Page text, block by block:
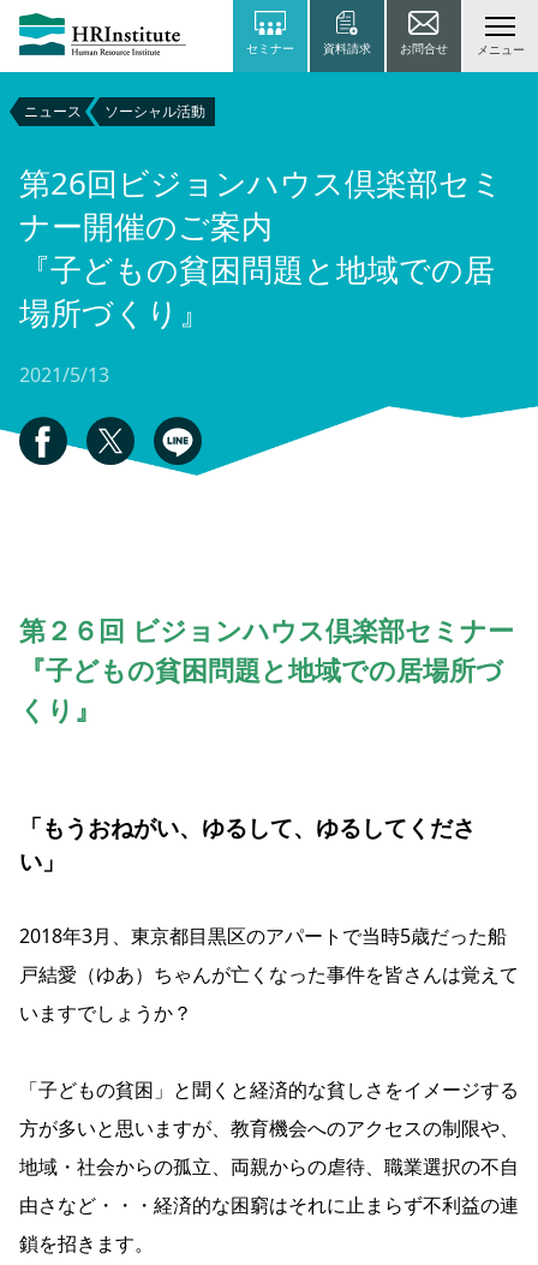
セミナー 資料請求 お問合せ メニュー
ニュース ソーシャル活動
第26回ビジョンハウス倶楽部セミ
ナー開催のご案内
『子どもの貧困問題と地域での居
場所づくり』
2021/5/13
第２６回 ビジョンハウス倶楽部セミナー
『子どもの貧困問題と地域での居場所づ
くり』
「もうおねがい、ゆるして、ゆるしてくださ
い」
2018年3月、東京都目黒区のアパートで当時5歳だった船
戸結愛（ゆあ）ちゃんが亡くなった事件を皆さんは覚えて
いますでしょうか？
「子どもの貧困」と聞くと経済的な貧しさをイメージする
方が多いと思いますが、教育機会へのアクセスの制限や、
地域・社会からの孤立、両親からの虐待、職業選択の不自
由さなど・・・経済的な困窮はそれに止まらず不利益の連
鎖を招きます。